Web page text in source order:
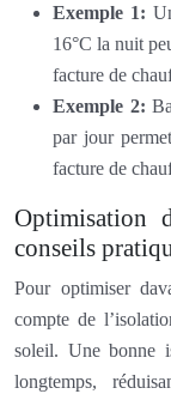
Exemple 1:
16°C la nuit
facture de
Exemple 2:
par jour
facture de
Optimisation
conseils
Pour optimiser
compte de
soleil. Une bonne
longtemps,